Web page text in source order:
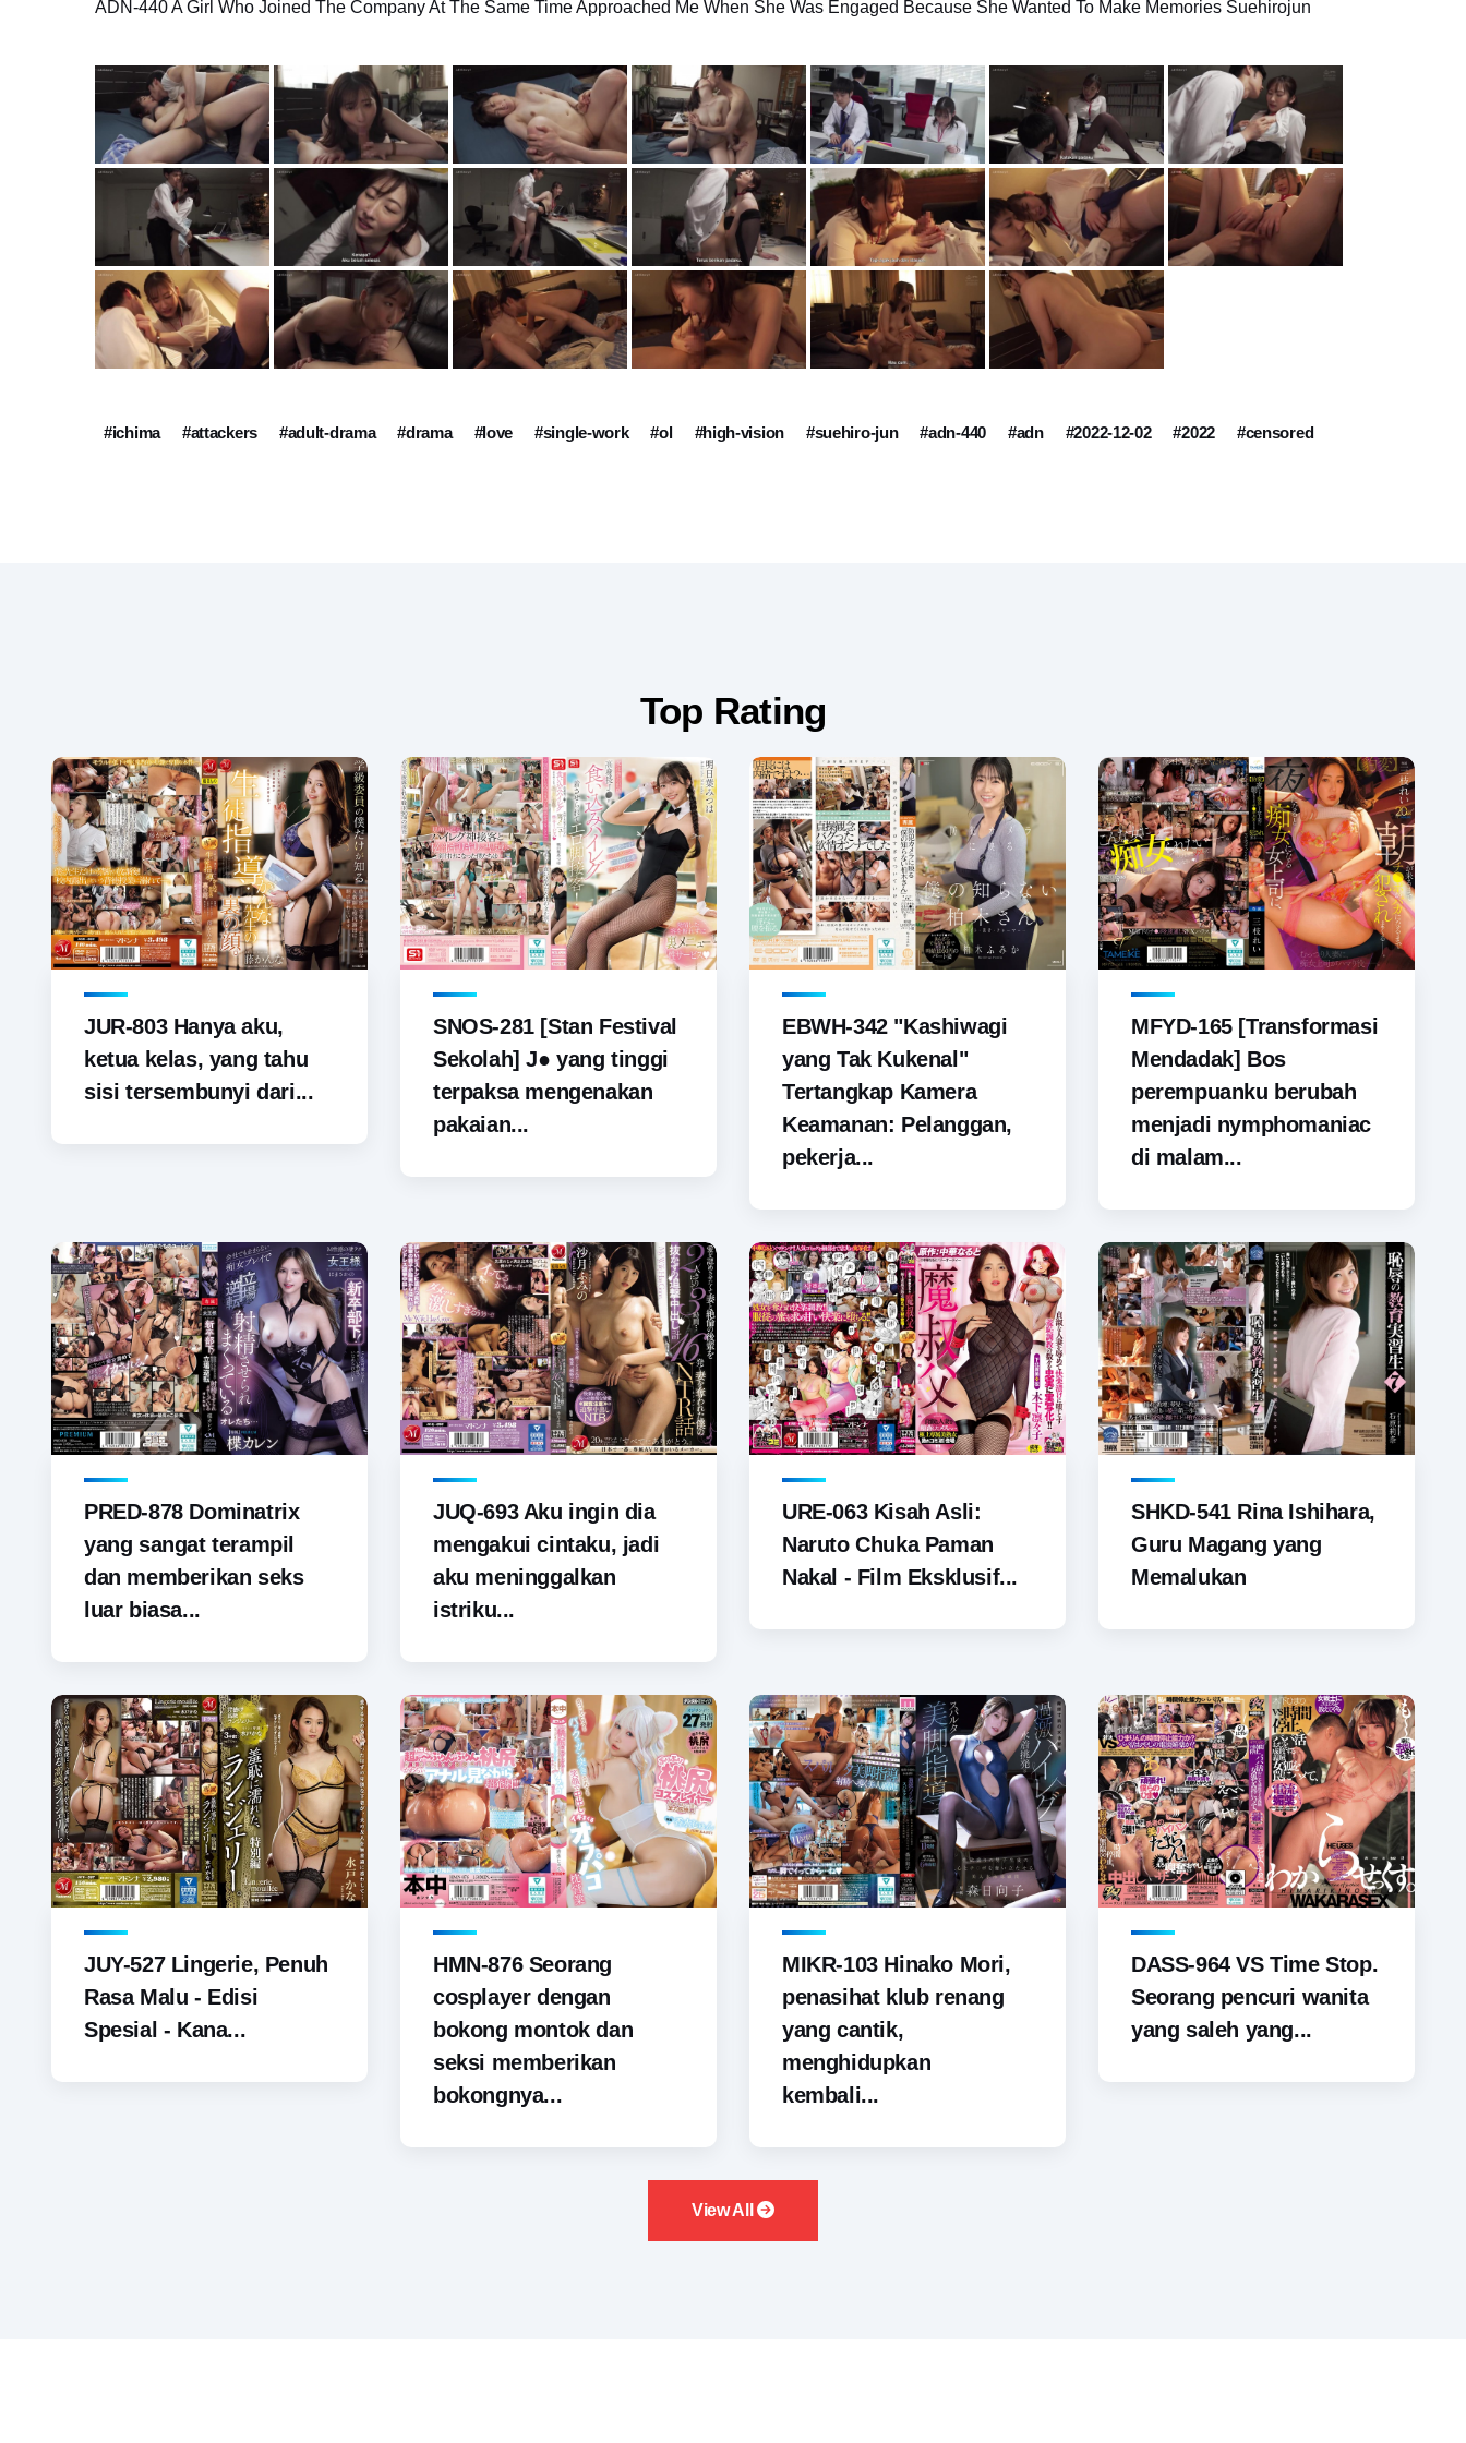
ADN-440 A Girl Who Joined The Company At The Same Time Approached Me When She Was Engaged Because She Wanted To Make Memories Suehirojun
#ichima #attackers #adult-drama #drama #love #single-work #ol #high-vision #suehiro-jun #adn-440 #adn #2022-12-02 #2022 #censored
Top Rating
JUR-803 Hanya aku,
ketua kelas, yang tahu
sisi tersembunyi dari...
SNOS-281 [Stan Festival
Sekolah] J● yang tinggi
terpaksa mengenakan
pakaian...
EBWH-342 "Kashiwagi
yang Tak Kukenal"
Tertangkap Kamera
Keamanan: Pelanggan,
pekerja...
MFYD-165 [Transformasi
Mendadak] Bos
perempuanku berubah
menjadi nymphomaniac
di malam...
PRED-878 Dominatrix
yang sangat terampil
dan memberikan seks
luar biasa...
JUQ-693 Aku ingin dia
mengakui cintaku, jadi
aku meninggalkan
istriku...
URE-063 Kisah Asli:
Naruto Chuka Paman
Nakal - Film Eksklusif...
SHKD-541 Rina Ishihara,
Guru Magang yang
Memalukan
JUY-527 Lingerie, Penuh
Rasa Malu - Edisi
Spesial - Kana...
HMN-876 Seorang
cosplayer dengan
bokong montok dan
seksi memberikan
bokongnya...
MIKR-103 Hinako Mori,
penasihat klub renang
yang cantik,
menghidupkan
kembali...
DASS-964 VS Time Stop.
Seorang pencuri wanita
yang saleh yang...
View All